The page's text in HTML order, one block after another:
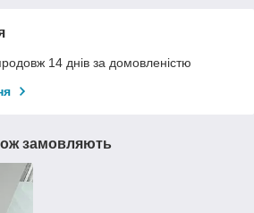
14 днів за домовленістю
замовляють